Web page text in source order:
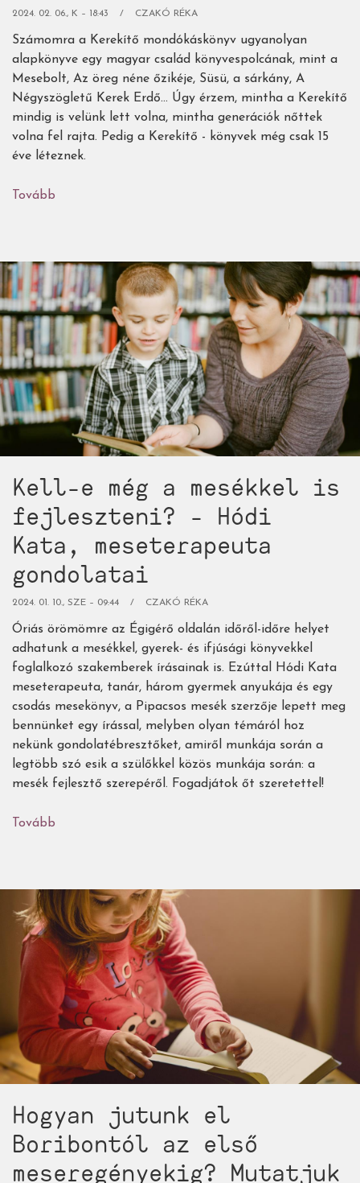
2024. 02. 06., K – 18:43 CZAKÓ RÉKA
Számomra a Kerekítő mondókáskönyv ugyanolyan
alapkönyve egy magyar család könyvespolcának, mint a
Mesebolt, Az öreg néne őzikéje, Süsü, a sárkány, A
Négyszögletű Kerek Erdő… Úgy érzem, mintha a Kerekítő
mindig is velünk lett volna, mintha generációk nőttek
volna fel rajta. Pedig a Kerekítő - könyvek még csak 15
éve léteznek.
Tovább
mesék
-15
Kerekítőzünk!)
Kell-e még a mesékkel is
fejleszteni? - Hódi
Kata, meseterapeuta
gondolatai
2024. 01. 10., SZE – 09:44 CZAKÓ RÉKA
Óriás örömömre az Égigérő oldalán időről-időre helyet
adhatunk a mesékkel, gyerek- és ifjúsági könyvekkel
foglalkozó szakemberek írásainak is. Ezúttal Hódi Kata
meseterapeuta, tanár, három gyermek anyukája és egy
csodás mesekönyv, a Pipacsos mesék szerzője lepett meg
bennünket egy írással, melyben olyan témáról hoz
nekünk gondolatébresztőket, amiről munkája során a
legtöbb szó esik a szülőkkel közös munkája során: a
mesék fejlesztő szerepéről. Fogadjátok őt szeretettel!
Tovább
mesékkel
is
fejleszteni?
-
Hódi
Kata,
meseterapeuta
gondolatai)
Hogyan jutunk el
Boribontól az első
meseregényekig? Mutatjuk